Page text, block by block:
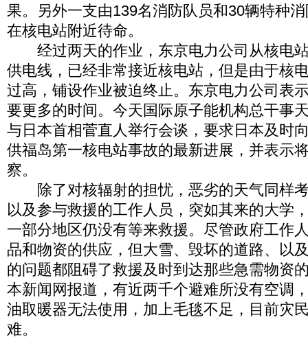
果。另外一支由139名消防队员和30辆特种
在核电站附近待命。
经过两天的作业，东京电力公司从核电
供电线，已经非常接近核电站，但是由于核
过高，铺设作业被迫终止。东京电力公司表
要更多的时间。今天国际原子能机构总干事
与日本首相菅直人举行会谈，要求日本及时
供福岛第一核电站事故的最新进展，并表示
察。
除了对核辐射的担忧，恶劣的天气同样
以及参与救援的工作人员，突如其来的大学
一部分地区仍没有等来救援。尽管政府工作
品和物资的供应，但大雪、毁坏的道路、以
的问题都阻碍了救援及时到达那些急需物资
本新闻网报道，有近两千个避难所没有空调
油取暖器无法使用，加上毛毯不足，目前灾
难。